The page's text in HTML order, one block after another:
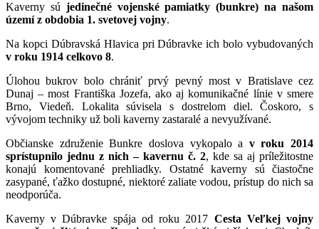
Kaverny sú jedinečné vojenské pamiatky (bunkre) na našom
území z obdobia 1. svetovej vojny.
Na kopci Dúbravská Hlavica pri Dúbravke ich bolo vybudovaných
v roku 1914 celkovo 8.
Úlohou bukrov bolo chrániť prvý pevný most v Bratislave cez
Dunaj – most Františka Jozefa, ako aj komunikačné línie v smere
Brno, Viedeň. Lokalita súvisela s dostrelom diel. Čoskoro, s
vývojom techniky už boli kaverny zastaralé a nevyužívané.
Občianske združenie Bunkre doslova vykopalo a v roku 2014
sprístupnilo jednu z nich – kavernu č. 2, kde sa aj príležitostne
konajú komentované prehliadky. Ostatné kaverny sú čiastočne
zasypané, ťažko dostupné, niektoré zaliate vodou, prístup do nich sa
neodporúča.
Kaverny v Dúbravke spája od roku 2017 Cesta Veľkej vojny